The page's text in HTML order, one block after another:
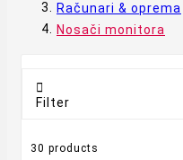
Računari & oprema
Nosači monitora

Filter
30 products